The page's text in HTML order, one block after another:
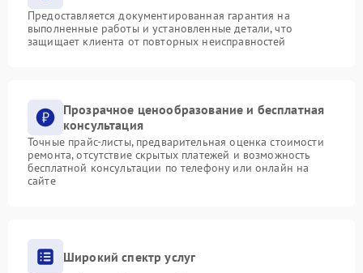
Предоставляется документированная гарантия на
выполненные работы и установленные детали, что
защищает клиента от повторных неисправностей
Прозрачное ценообразование и бесплатная
консультация
Точные прайс-листы, предварительная оценка стоимости
ремонта, отсутствие скрытых платежей и возможность
бесплатной консультации по телефону или онлайн на
сайте
Широкий спектр услуг